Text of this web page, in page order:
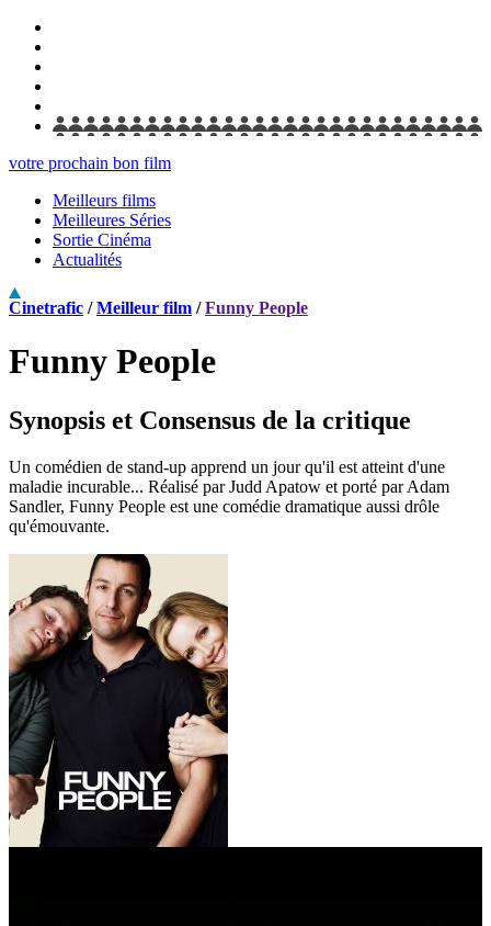
votre prochain bon film
Meilleurs films
Meilleures Séries
Sortie Cinéma
Actualités
Cinetrafic /Meilleur film /Funny People
Funny People
Synopsis et Consensus de la critique
Un comédien de stand-up apprend un jour qu'il est atteint d'une
maladie incurable... Réalisé par Judd Apatow et porté par Adam
Sandler, Funny People est une comédie dramatique aussi drôle
qu'émouvante.